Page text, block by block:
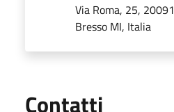
Via Roma, 25, 20091
Bresso MI, Italia
Contatti